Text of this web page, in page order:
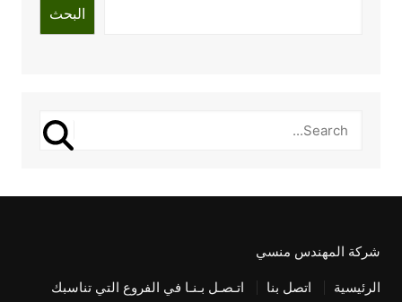
البحث
شركة المهندس منسي
الرئيسية اتصل بنا اتـصـل بـنـا في الفروع التي تناسبك